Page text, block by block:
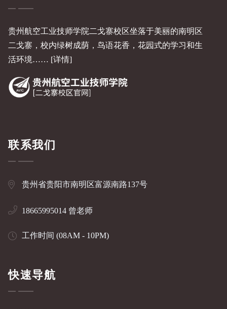
贵州航空工业技师学院二戈寨校区坐落于美丽的南明区
二戈寨，校内绿树成荫，鸟语花香，花园式的学习和生
活环境…… [详情]
联系我们
贵州省贵阳市南明区富源南路137号
18665995014 曾老师
工作时间 (08AM - 10PM)
快速导航